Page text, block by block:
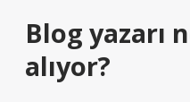
Blog yazarı
alıyor?